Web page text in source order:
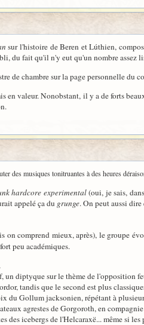
sur l'histoire de Beren et Lúthien,
du fait qu'il n'y eut qu'un nombre assez
de chambre sur la page personnelle du
en valeur. Nonobstant, il y a de forts
des musiques tonitruantes à des heures
hardcore experimental(oui, je sais,
appelé ça du grunge. On peut aussi dire
on comprend mieux, après), le groupe
peu académiques.
.
un diptyque sur le thème de l'opposition
tandis que le second est plus
du Gollum jacksonien, répétant à
agrestes de Gorgoroth, en
icebergs de l'Helcaraxë... même si